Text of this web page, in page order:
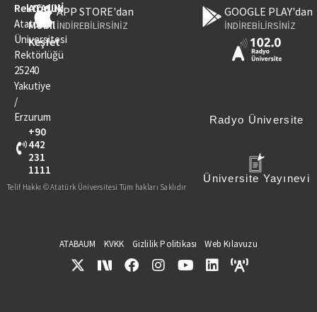
Rektörlük
Atatürk
Üniversitesi
Rektörlüğü
25240
Yakutiye
/
Erzurum
+90
442
231
1111
ATAUNİ
Mobil
Keşfet
APP STORE'dan
İNDİREBİLİRSİNİZ
GOOGLE PLAY'dan
İNDİREBİLİRSİNİZ
Radyo Üniversite
Üniversite Yayınevi
Telif Hakkı © Atatürk Üniversitesi Tüm hakları Saklıdır
ATABAUM KVKK Gizlilik Politikası Web Kılavuzu